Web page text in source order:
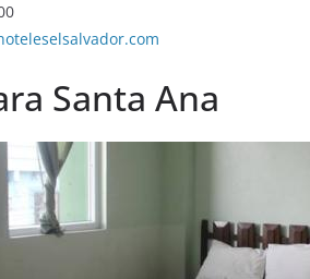
Santa Ana